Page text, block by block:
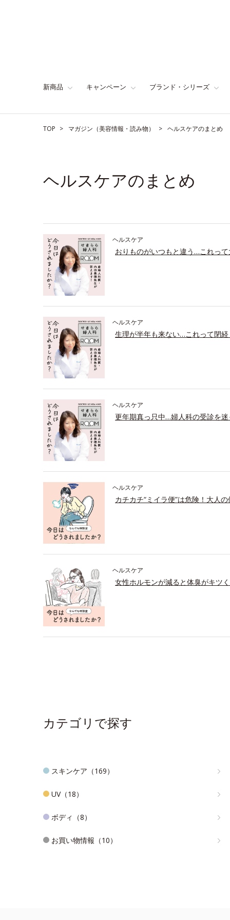
新商品 キャンペーン ブランド・シリーズ
TOP マガジン（美容情報・読み物） ヘルスケアのまとめ
ヘルスケアのまとめ
ヘルスケア
おりものがいつもと違う…これっ
ヘルスケア
生理が半年も来ない…これって閉経
ヘルスケア
更年期真っ只中…婦人科の受診を
ヘルスケア
カチカチ“ミイラ便”は危険！大人
ヘルスケア
女性ホルモンが減ると体臭がキツ
カテゴリで探す
スキンケア（169）
UV（18）
ボディ（8）
お買い物情報（10）